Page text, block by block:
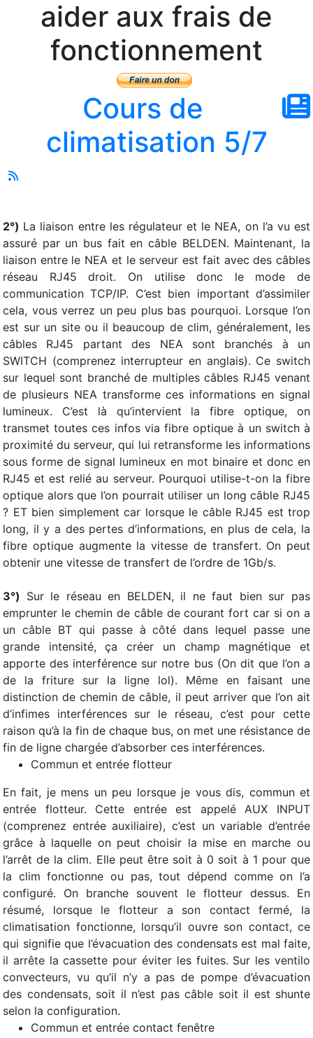
aider aux frais de
fonctionnement
Cours de
climatisation 5/7
2°) La liaison entre les régulateur et le NEA, on l’a vu est
assuré par un bus fait en câble BELDEN. Maintenant, la
liaison entre le NEA et le serveur est fait avec des câbles
réseau RJ45 droit. On utilise donc le mode de
communication TCP/IP. C’est bien important d’assimiler
cela, vous verrez un peu plus bas pourquoi. Lorsque l’on
est sur un site ou il beaucoup de clim, généralement, les
câbles RJ45 partant des NEA sont branchés à un
SWITCH (comprenez interrupteur en anglais). Ce switch
sur lequel sont branché de multiples câbles RJ45 venant
de plusieurs NEA transforme ces informations en signal
lumineux. C’est là qu’intervient la fibre optique, on
transmet toutes ces infos via fibre optique à un switch à
proximité du serveur, qui lui retransforme les informations
sous forme de signal lumineux en mot binaire et donc en
RJ45 et est relié au serveur. Pourquoi utilise-t-on la fibre
optique alors que l’on pourrait utiliser un long câble RJ45
? ET bien simplement car lorsque le câble RJ45 est trop
long, il y a des pertes d’informations, en plus de cela, la
fibre optique augmente la vitesse de transfert. On peut
obtenir une vitesse de transfert de l’ordre de 1Gb/s.
3°) Sur le réseau en BELDEN, il ne faut bien sur pas
emprunter le chemin de câble de courant fort car si on a
un câble BT qui passe à côté dans lequel passe une
grande intensité, ça créer un champ magnétique et
apporte des interférence sur notre bus (On dit que l’on a
de la friture sur la ligne lol). Même en faisant une
distinction de chemin de câble, il peut arriver que l’on ait
d’infimes interférences sur le réseau, c’est pour cette
raison qu’à la fin de chaque bus, on met une résistance de
fin de ligne chargée d’absorber ces interférences.
Commun et entrée flotteur
En fait, je mens un peu lorsque je vous dis, commun et
entrée flotteur. Cette entrée est appelé AUX INPUT
(comprenez entrée auxiliaire), c’est un variable d’entrée
grâce à laquelle on peut choisir la mise en marche ou
l’arrêt de la clim. Elle peut être soit à 0 soit à 1 pour que
la clim fonctionne ou pas, tout dépend comme on l’a
configuré. On branche souvent le flotteur dessus. En
résumé, lorsque le flotteur a son contact fermé, la
climatisation fonctionne, lorsqu’il ouvre son contact, ce
qui signifie que l’évacuation des condensats est mal faite,
il arrête la cassette pour éviter les fuites. Sur les ventilo
convecteurs, vu qu’il n’y a pas de pompe d’évacuation
des condensats, soit il n’est pas câble soit il est shunte
selon la configuration.
Commun et entrée contact fenêtre